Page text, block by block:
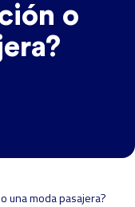
o
una moda pasajera?